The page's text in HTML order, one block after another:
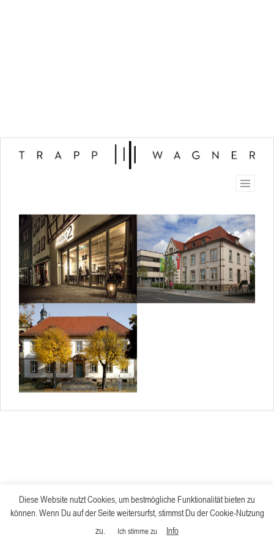
Diese Website nutzt Cookies, um bestmögliche Funktionalität bieten zu
können. Wenn Du auf der Seite weitersurfst, stimmst Du der Cookie-Nutzung
zu.
Ich stimme zu Info